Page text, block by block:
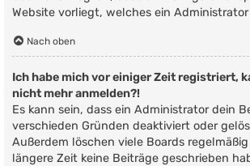
Website vorliegt, welches ein
Nach oben
Ich habe mich vor einiger Zeit registriert,
nicht mehr anmelden?!
Es kann sein, dass ein Administrator dein
verschieden Gründen deaktiviert oder
Außerdem löschen viele Boards
längere Zeit keine Beiträge geschrieben